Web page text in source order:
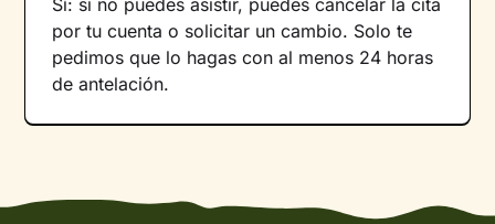
Sí: si no puedes asistir, puedes cancelar la cita
por tu cuenta o solicitar un cambio. Solo te
pedimos que lo hagas con al menos 24 horas
de antelación.